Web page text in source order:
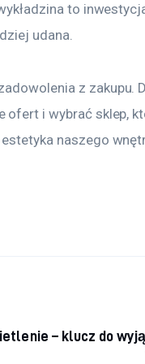
to
udana.
z zakupu.
ofert i wybrać sklep,
naszego
– klucz do